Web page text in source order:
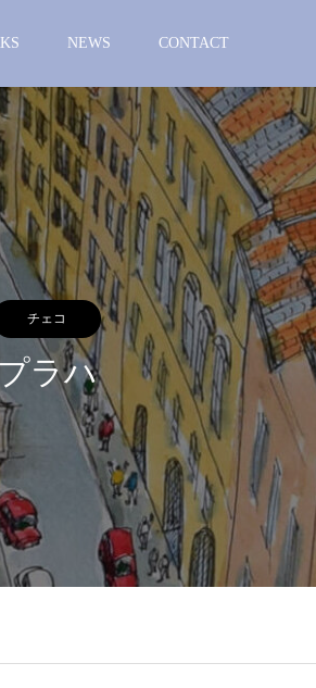
NEWS CONTACT
チェコ
プラハ